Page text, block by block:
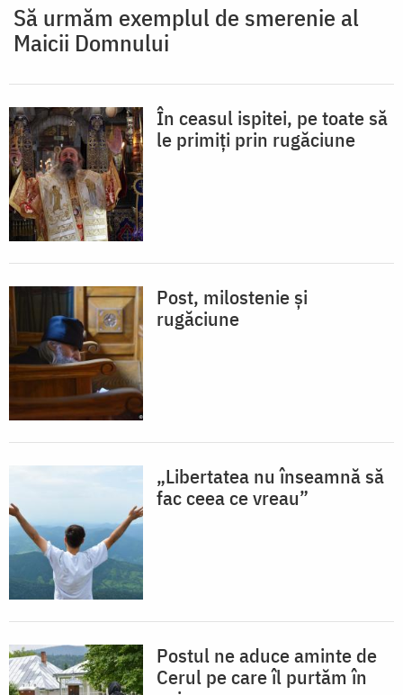
Să urmăm exemplul de smerenie al
Maicii Domnului
În ceasul ispitei, pe toate să
le primiți prin rugăciune
Post, milostenie și
rugăciune
„Libertatea nu înseamnă să
fac ceea ce vreau”
Postul ne aduce aminte de
Cerul pe care îl purtăm în